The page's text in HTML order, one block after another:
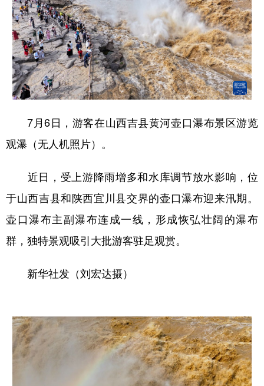
7月6日，游客在山西吉县黄河壶口瀑布景区游览
观瀑（无人机照片）。
近日，受上游降雨增多和水库调节放水影响，位
于山西吉县和陕西宜川县交界的壶口瀑布迎来汛期。
壶口瀑布主副瀑布连成一线，形成恢弘壮阔的瀑布
群，独特景观吸引大批游客驻足观赏。
新华社发（刘宏达摄）